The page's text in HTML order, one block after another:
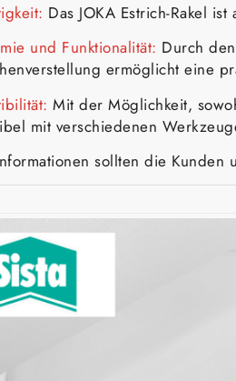
Das JOKA Estrich-Rakel
und Funktionalität: Durch
ermöglicht eine
Mit der Möglichkeit,
mit verschiedenen
sollten die Kunden